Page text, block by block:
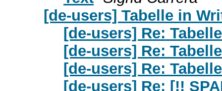
[de-users] Tabelle in
[de-users] Re:
[de-users] Re:
[de-users] Re:
[de-users] Re: [!!